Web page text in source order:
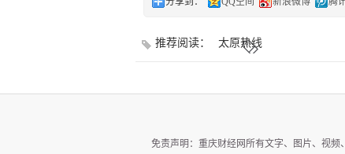
推荐阅读： 太原热线
免责声明：重庆财经网所有文字、图片、视